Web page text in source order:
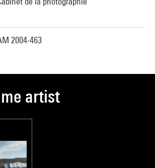
2004-463
artist